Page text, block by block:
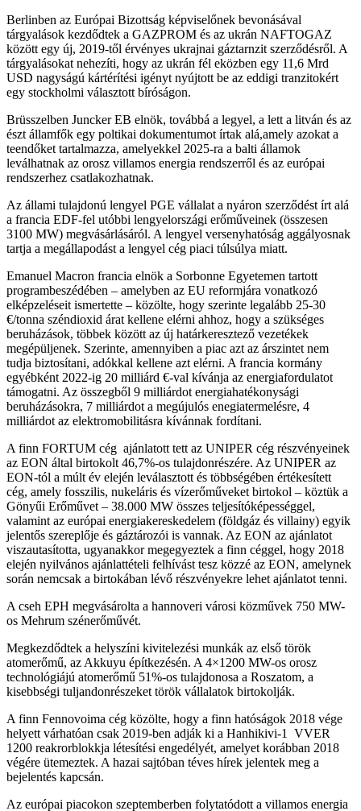
Berlinben az Európai Bizottság képviselőnek bevonásával
tárgyalások kezdődtek a GAZPROM és az ukrán NAFTOGAZ
között egy új, 2019-től érvényes ukrajnai gáztarnzit szerződésről. A
tárgyalásokat nehezíti, hogy az ukrán fél eközben egy 11,6 Mrd
USD nagyságú kártérítési igényt nyújtott be az eddigi tranzitokért
egy stockholmi választott bíróságon.
Brüsszelben Juncker EB elnök, továbbá a legyel, a lett a litván és az
észt államfők egy poltikai dokumentumot írtak alá,amely azokat a
teendőket tartalmazza, amelyekkel 2025-ra a balti államok
leválhatnak az orosz villamos energia rendszerről és az európai
rendszerhez csatlakozhatnak.
Az állami tulajdonú lengyel PGE vállalat a nyáron szerződést írt alá
a francia EDF-fel utóbbi lengyelországi erőműveinek (összesen
3100 MW) megvásárlásáról. A lengyel versenyhatóság aggályosnak
tartja a megállapodást a lengyel cég piaci túlsúlya miatt.
Emanuel Macron francia elnök a Sorbonne Egyetemen tartott
programbeszédében – amelyben az EU reformjára vonatkozó
elképzeléseit ismertette – közölte, hogy szerinte legalább 25-30
€/tonna széndioxid árat kellene elérni ahhoz, hogy a szükséges
beruházások, többek között az új határkeresztező vezetékek
megépüljenek. Szerinte, amennyiben a piac azt az árszintet nem
tudja biztosítani, adókkal kellene azt elérni. A francia kormány
egyébként 2022-ig 20 milliárd €-val kívánja az energiafordulatot
támogatni. Az összegből 9 milliárdot energiahatékonysági
beruházásokra, 7 milliárdot a megújulós enegiatermelésre, 4
milliárdot az elektromobilitásra kívánnak fordítani.
A finn FORTUM cég ajánlatott tett az UNIPER cég részvényeinek
az EON által birtokolt 46,7%-os tulajdonrészére. Az UNIPER az
EON-tól a múlt év elején leválasztott és többségében értékesített
cég, amely fosszilis, nukeláris és vízerőműveket birtokol – köztük a
Gönyűi Erőművet – 38.000 MW összes teljesítóképességgel,
valamint az európai energiakereskedelem (földgáz és villainy) egyik
jelentős szereplője és gáztározói is vannak. Az EON az ajánlatot
viszautasította, ugyanakkor megegyeztek a finn céggel, hogy 2018
elején nyilvános ajánlattételi felhívást tesz közzé az EON, amelynek
során nemcsak a birtokában lévő részvényekre lehet ajánlatot tenni.
A cseh EPH megvásárolta a hannoveri városi közművek 750 MW-
os Mehrum szénerőművét.
Megkezdődtek a helyszíni kivitelezési munkák az első török
atomerőmű, az Akkuyu építkezésén. A 4×1200 MW-os orosz
technológiájú atomerőmű 51%-os tulajdonosa a Roszatom, a
kisebbségi tuljandonrészeket török vállalatok birtokolják.
A finn Fennovoima cég közölte, hogy a finn hatóságok 2018 vége
helyett várhatóan csak 2019-ben adják ki a Hanhikivi-1 VVER
1200 reakrorblokkja létesítési engedélyét, amelyet korábban 2018
végére ütemeztek. A hazai sajtóban téves hírek jelentek meg a
bejelentés kapcsán.
Az európai piacokon szeptemberben folytatódott a villamos energia